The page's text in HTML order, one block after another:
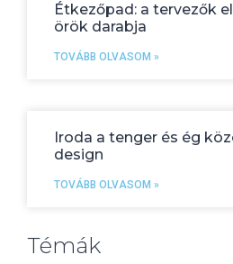
Étkezőpad: a tervezők
örök darabja
TOVÁBB OLVASOM »
Iroda a tenger és ég
design
TOVÁBB OLVASOM »
Témák